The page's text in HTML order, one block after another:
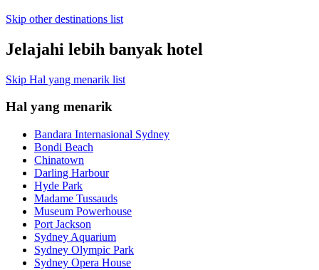
Skip other destinations list
Jelajahi lebih banyak hotel
Skip Hal yang menarik list
Hal yang menarik
Bandara Internasional Sydney
Bondi Beach
Chinatown
Darling Harbour
Hyde Park
Madame Tussauds
Museum Powerhouse
Port Jackson
Sydney Aquarium
Sydney Olympic Park
Sydney Opera House